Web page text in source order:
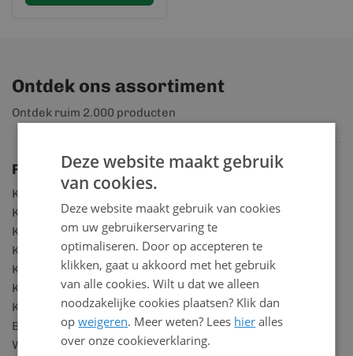
Ontdek ons assortiment
Ontdek ruim 2.000 producten
Productgroepen
Kunststof rabatdelen
Kunststof scheidingswanden
Kunststof gevelpanelen
Kunststof gevelbeplating
Kunststof schroten voor buiten
Kunststof muurbekleding
Kunststof golfplaten
Badkamer panelen
Wandpanelen marmerlook
Deze website maakt gebruik
van cookies.
Deze website maakt gebruik van cookies
om uw gebruikerservaring te
optimaliseren. Door op accepteren te
klikken, gaat u akkoord met het gebruik
van alle cookies. Wilt u dat we alleen
noodzakelijke cookies plaatsen? Klik dan
opweigeren. Meer weten? Lees hier alles
over onze cookieverklaring.